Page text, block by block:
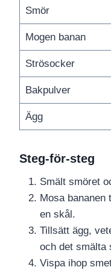
Smör
Mogen banan
Strösocker
Bakpulver
Ägg
Steg-för-steg
Smält smöret
Mosa
en skål.
Tillsätt ägg,
och det smälta
Vispa ihop